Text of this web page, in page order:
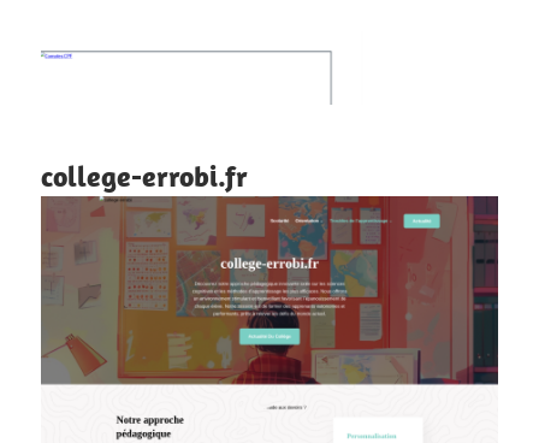
college-errobi.fr